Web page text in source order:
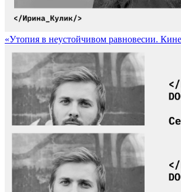
«Утопия в неустойчивом равновесии.